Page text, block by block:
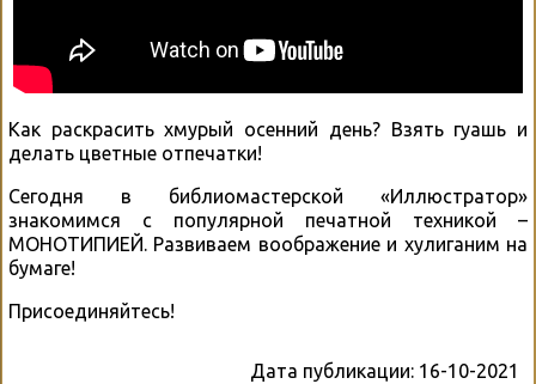
Как раскрасить хмурый осенний день? Взять гуашь и
делать цветные отпечатки!
Сегодня в библиомастерской «Иллюстратор»
знакомимся с популярной печатной техникой –
МОНОТИПИЕЙ. Развиваем воображение и хулиганим на
бумаге!
Присоединяйтесь!
Дата публикации: 16-10-2021